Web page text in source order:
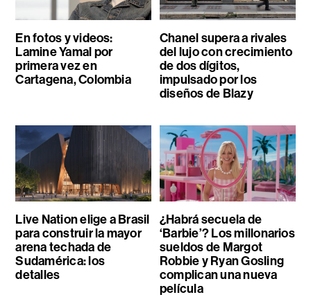
En fotos y videos:
Lamine Yamal por
primera vez en
Cartagena, Colombia
Chanel supera a rivales
del lujo con crecimiento
de dos dígitos,
impulsado por los
diseños de Blazy
Live Nation elige a Brasil
para construir la mayor
arena techada de
Sudamérica: los
detalles
¿Habrá secuela de
‘Barbie’? Los millonarios
sueldos de Margot
Robbie y Ryan Gosling
complican una nueva
película